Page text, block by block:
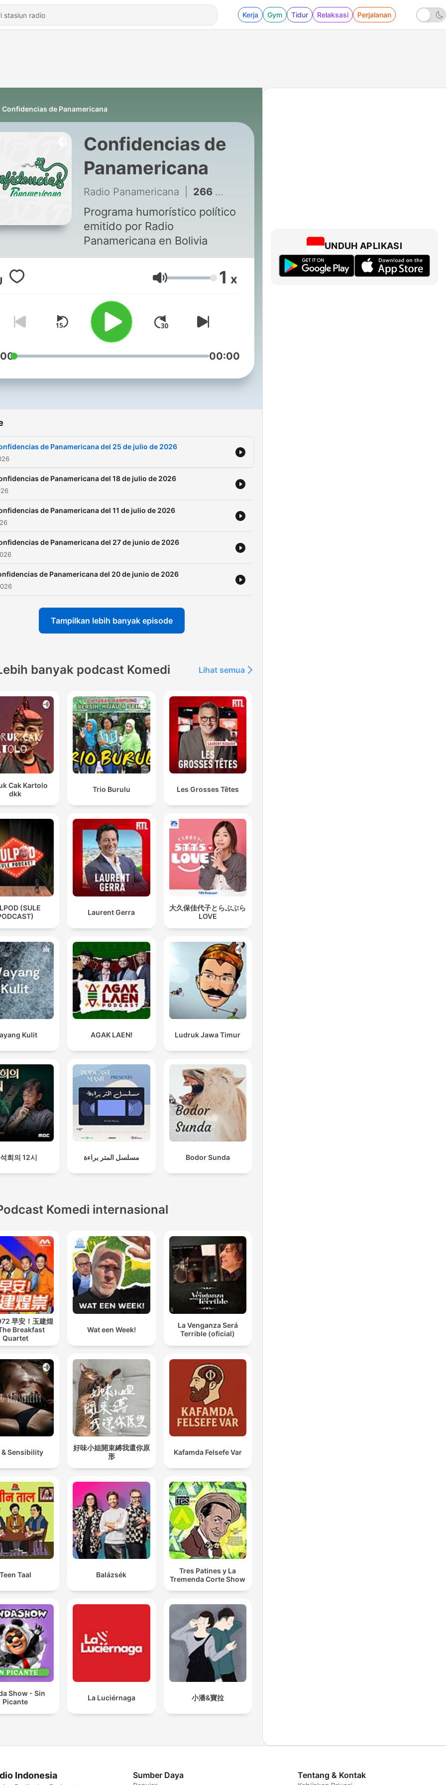
Kerja Gym Tidur Relaksasi Perjalanan
Confidencias de Panamericana
Confidencias de
Panamericana
Radio Panamericana 266 - Confidencias de Panamericana del 25 de julio de 2026
Programa humorístico político
emitido por Radio
Panamericana en Bolivia
Volume 1 x
00:00
de Panamericana del 25 de julio de 2026
de Panamericana del 18 de julio de 2026
de Panamericana del 11 de julio de 2026
de Panamericana del 27 de junio de 2026
de Panamericana del 20 de junio de 2026
Tampilkan lebih banyak episode
banyak podcast Komedi Lihat semua
Cak Kartolo
dkk
Trio Burulu Les Grosses Têtes
(SULE
Laurent Gerra
大久保佳代子とらぶぶら
LOVE
Kulit AGAK LAEN! Ludruk Jawa Timur
희의 12시 مسلسل المتر براءة Bodor Sunda
Komedi internasional
早安！玉建煌
Breakfast
Quartet
Wat een Week!
La Venganza Será
Terrible (oficial)
& Sensibility
好味小姐開束縛我還你原
形
Kafamda Felsefe Var
Taal Balázsék
Tres Patines y La
Tremenda Corte Show
Show - Sin
Picante
La Luciérnaga 小潘&寶拉
UNDUH APLIKASI
Indonesia Sumber Daya Tentang & Kontak